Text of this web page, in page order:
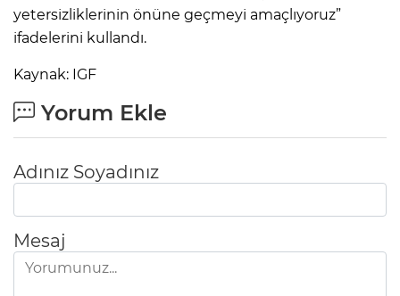
yetersizliklerinin önüne geçmeyi amaçlıyoruz”
ifadelerini kullandı.
Kaynak: IGF
Yorum Ekle
Adınız Soyadınız
Mesaj